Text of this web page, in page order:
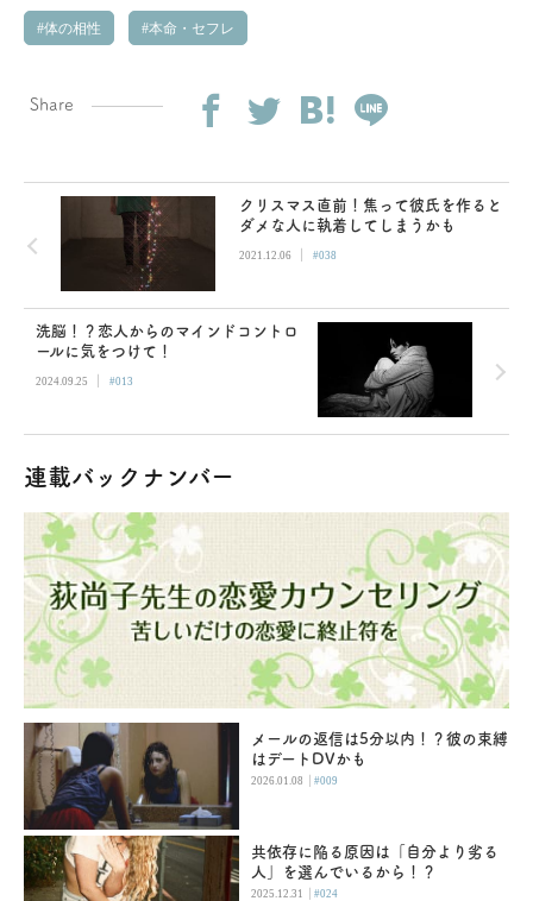
体の相性 本命・セフレ
Share
クリスマス直前！焦って彼氏を作ると
ダメな人に執着してしまうかも
2021.12.06 | #038
洗脳！？恋人からのマインドコントロ
ールに気をつけて！
2024.09.25 | #013
連載バックナンバー
メールの返信は5分以内！？彼の束縛
はデートDVかも
2026.01.08 |#009
共依存に陥る原因は「自分より劣る
人」を選んでいるから！？
2025.12.31 |#024